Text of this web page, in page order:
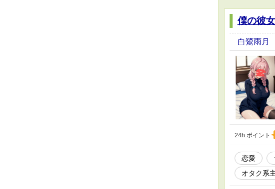
僕の彼
白鷺雨月
24h.ポイント
恋愛
オタク系